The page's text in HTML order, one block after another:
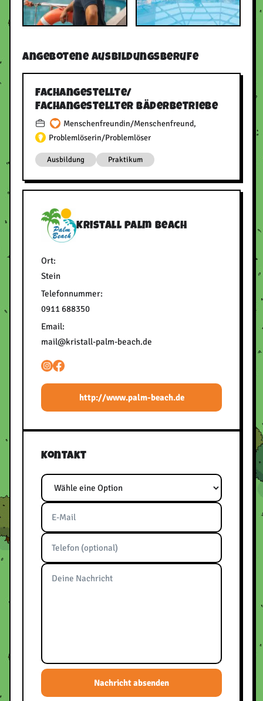
Angebotene Ausbildungsberufe
Fachangestellte/​
Fachangestellter Bäderbetriebe
Menschenfreundin/Menschenfreund,
Problemlöserin/Problemlöser
Ausbildung Praktikum
Kristall Palm Beach
Ort:
Stein
Telefonnummer:
0911 688350
Email:
mail@kristall-palm-beach.de
http://www.palm-beach.de
Kontakt
Bitte frei lassen
Thema
E-Mail
Telefon
Nachricht
Nachricht absenden